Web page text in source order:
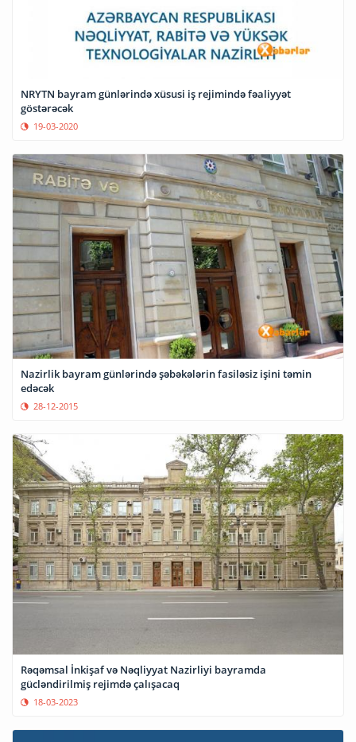
NRYTN bayram günlərində xüsusi iş rejimində fəaliyyət
göstərəcək
19-03-2020
Nazirlik bayram günlərində şəbəkələrin fasiləsiz işini təmin
edəcək
28-12-2015
Rəqəmsal İnkişaf və Nəqliyyat Nazirliyi bayramda
gücləndirilmiş rejimdə çalışacaq
18-03-2023